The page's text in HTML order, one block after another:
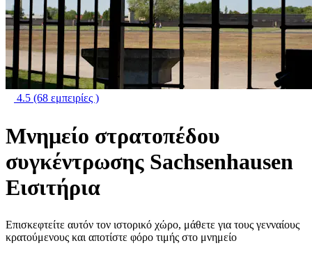
4.5 (68 εμπειρίες )
Μνημείο στρατοπέδου
συγκέντρωσης Sachsenhausen
Εισιτήρια
Επισκεφτείτε αυτόν τον ιστορικό χώρο, μάθετε για τους γενναίους
κρατούμενους και αποτίστε φόρο τιμής στο μνημείο